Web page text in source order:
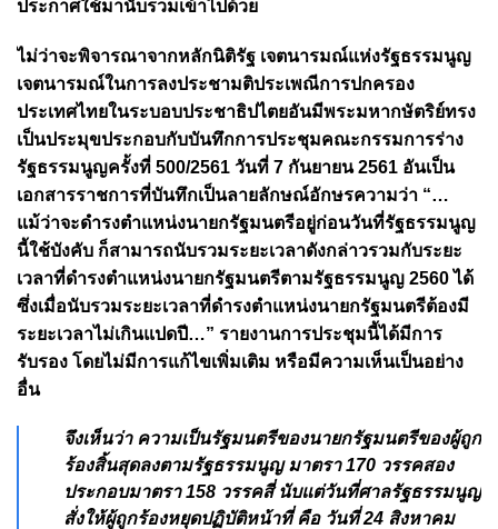
ประกาศใช้มานับรวมเข้าไปด้วย
ไม่ว่าจะพิจารณาจากหลักนิติรัฐ เจตนารมณ์แห่งรัฐธรรมนูญ
เจตนารมณ์ในการลงประชามติประเพณีการปกครอง
ประเทศไทยในระบอบประชาธิปไตยอันมีพระมหากษัตริย์ทรง
เป็นประมุขประกอบกับบันทึกการประชุมคณะกรรมการร่าง
รัฐธรรมนูญครั้งที่ 500/2561 วันที่ 7 กันยายน 2561 อันเป็น
เอกสารราชการที่บันทึกเป็นลายลักษณ์อักษรความว่า “…
แม้ว่าจะดำรงตำแหน่งนายกรัฐมนตรีอยู่ก่อนวันที่รัฐธรรมนูญ
นี้ใช้บังคับ ก็สามารถนับรวมระยะเวลาดังกล่าวรวมกับระยะ
เวลาที่ดำรงตำแหน่งนายกรัฐมนตรีตามรัฐธรรมนูญ 2560 ได้
ซึ่งเมื่อนับรวมระยะเวลาที่ดำรงตำแหน่งนายกรัฐมนตรีต้องมี
ระยะเวลาไม่เกินแปดปี…” รายงานการประชุมนี้ได้มีการ
รับรอง โดยไม่มีการแก้ไขเพิ่มเติม หรือมีความเห็นเป็นอย่าง
อื่น
จึงเห็นว่า ความเป็นรัฐมนตรีของนายกรัฐมนตรีของผู้ถูก
ร้องสิ้นสุดลงตามรัฐธรรมนูญ มาตรา 170 วรรคสอง
ประกอบมาตรา 158 วรรคสี่ นับแต่วันที่ศาลรัฐธรรมนูญ
สั่งให้ผู้ถูกร้องหยุดปฏิบัติหน้าที่ คือ วันที่ 24 สิงหาคม